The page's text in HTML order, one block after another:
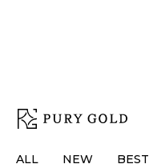
ALL NEW BEST